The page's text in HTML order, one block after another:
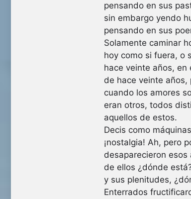
pensando en sus
sin embargo yendo
pensando en sus
Solamente caminar
hoy como si fuera, o
hace veinte años, en
de hace veinte años,
cuando los amores
eran otros, todos
aquellos de estos.
Decis como
¡nostalgia! Ah, pero
desaparecieron
de ellos ¿dónde
y sus plenitudes,
Enterrados